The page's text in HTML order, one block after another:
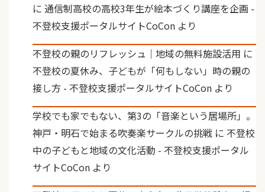
に 通信制高校の高校3年生が絵本づくり講座を企画 -
不登校支援ポータルサイトCoCon より
不登校の親のリフレッシュ｜地域の無料施設活用 に
不登校の夏休み、子どもが「何もしない」時の親の
接し方 - 不登校支援ポータルサイトCoCon より
学校でも家でもない、第3の「音楽という居場所」。
神戸・明石で始まる吹奏楽サークルの挑戦 に 不登校
中の子どもと地域の文化活動 - 不登校支援ポータル
サイトCoCon より